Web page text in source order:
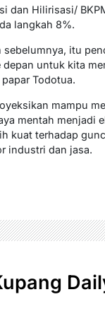
dan Hilirisasi/
langkah 8%.
sebelumnya, itu
untuk kita
Todotua.
mampu
mentah menjadi
kuat terhadap
industri dan jasa.